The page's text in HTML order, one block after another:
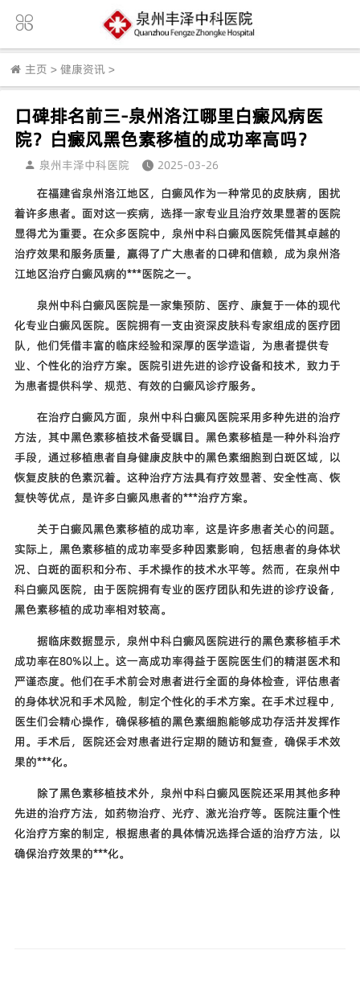
主页 > 健康资讯 >
口碑排名前三-泉州洛江哪里白癜风病医
院？白癜风黑色素移植的成功率高吗？
泉州丰泽中科医院
2025-03-26
在福建省泉州洛江地区，白癜风作为一种常见的皮肤病，困扰
着许多患者。面对这一疾病，选择一家专业且治疗效果显著的医院
显得尤为重要。在众多医院中，泉州中科白癜风医院凭借其卓越的
治疗效果和服务质量，赢得了广大患者的口碑和信赖，成为泉州洛
江地区治疗白癜风病的***医院之一。
泉州中科白癜风医院是一家集预防、医疗、康复于一体的现代
化专业白癜风医院。医院拥有一支由资深皮肤科专家组成的医疗团
队，他们凭借丰富的临床经验和深厚的医学造诣，为患者提供专
业、个性化的治疗方案。医院引进先进的诊疗设备和技术，致力于
为患者提供科学、规范、有效的白癜风诊疗服务。
在治疗白癜风方面，泉州中科白癜风医院采用多种先进的治疗
方法，其中黑色素移植技术备受瞩目。黑色素移植是一种外科治疗
手段，通过移植患者自身健康皮肤中的黑色素细胞到白斑区域，以
恢复皮肤的色素沉着。这种治疗方法具有疗效显著、安全性高、恢
复快等优点，是许多白癜风患者的***治疗方案。
关于白癜风黑色素移植的成功率，这是许多患者关心的问题。
实际上，黑色素移植的成功率受多种因素影响，包括患者的身体状
况、白斑的面积和分布、手术操作的技术水平等。然而，在泉州中
科白癜风医院，由于医院拥有专业的医疗团队和先进的诊疗设备，
黑色素移植的成功率相对较高。
据临床数据显示，泉州中科白癜风医院进行的黑色素移植手术
成功率在80%以上。这一高成功率得益于医院医生们的精湛医术和
严谨态度。他们在手术前会对患者进行全面的身体检查，评估患者
的身体状况和手术风险，制定个性化的手术方案。在手术过程中，
医生们会精心操作，确保移植的黑色素细胞能够成功存活并发挥作
用。手术后，医院还会对患者进行定期的随访和复查，确保手术效
果的***化。
除了黑色素移植技术外，泉州中科白癜风医院还采用其他多种
先进的治疗方法，如药物治疗、光疗、激光治疗等。医院注重个性
化治疗方案的制定，根据患者的具体情况选择合适的治疗方法，以
确保治疗效果的***化。